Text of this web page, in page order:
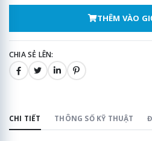
THÊM VÀO
CHIA SẺ LÊN:
CHI TIẾT THÔNG SỐ KỸ THUẬT